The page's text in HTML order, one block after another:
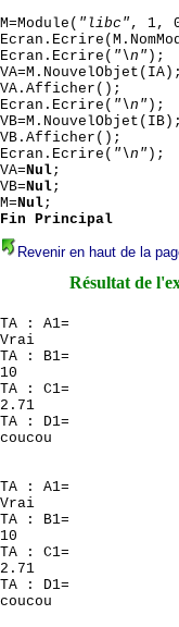
M=Module( "libc" , 1,
Ecran.Ecrire( "\n" );
VA.Afficher();
Ecran.Ecrire( "\n" );
VB.Afficher();
Ecran.Ecrire( "\n" );
VA=Nul;
VB=Nul;
M=Nul;
Fin Principal
Revenir en haut de la
Résultat de
TA : A1=
Vrai
TA : B1=
10
TA : C1=
2.71
TA : D1=
coucou
TA : A1=
Vrai
TA : B1=
10
TA : C1=
2.71
TA : D1=
coucou